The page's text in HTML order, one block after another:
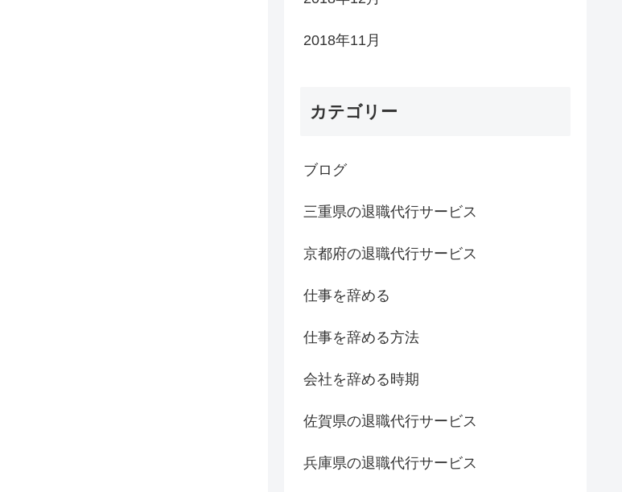
2018年11月
カテゴリー
ブログ
三重県の退職代行サービス
京都府の退職代行サービス
仕事を辞める
仕事を辞める方法
会社を辞める時期
佐賀県の退職代行サービス
兵庫県の退職代行サービス